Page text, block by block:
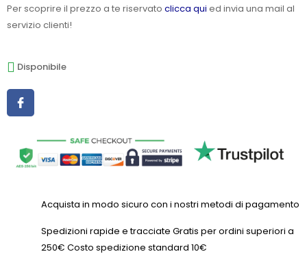
Per scoprire il prezzo a te riservato clicca qui ed invia una mail al
servizio clienti!
Disponibile
Acquista in modo sicuro con i nostri metodi di pagamento
Spedizioni rapide e tracciate Gratis per ordini superiori a
250€ Costo spedizione standard 10€